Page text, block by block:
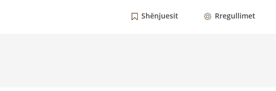
Shënjuesit Rregullimet